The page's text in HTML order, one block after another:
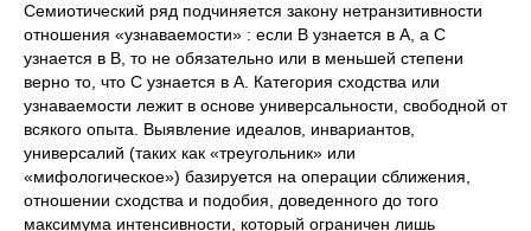
Семиотический ряд подчиняется закону нетранзитивности
отношения «узнаваемости» : если В узнается в А, а С
узнается в В, то не обязательно или в меньшей степени
верно то, что С узнается в А. Категория сходства или
узнаваемости лежит в основе универсальности, свободной от
всякого опыта. Выявление идеалов, инвариантов,
универсалий (таких как «треугольник» или
«мифологическое») базируется на операции сближения,
отношении сходства и подобия, доведенного до того
максимума интенсивности, который ограничен лишь